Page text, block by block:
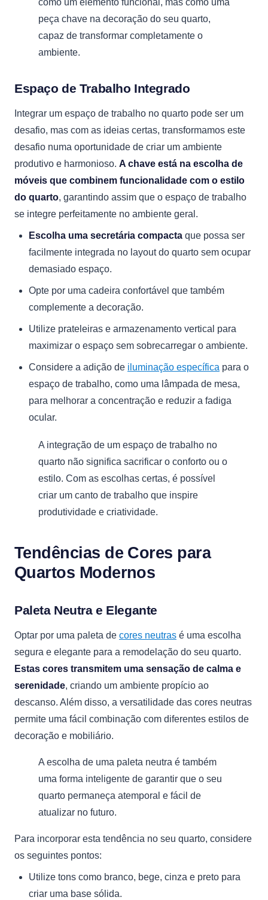
como um elemento funcional, mas como uma
peça chave na decoração do seu quarto,
capaz de transformar completamente o
ambiente.
Espaço de Trabalho Integrado
Integrar um espaço de trabalho no quarto pode ser um
desafio, mas com as ideias certas, transformamos este
desafio numa oportunidade de criar um ambiente
produtivo e harmonioso. A chave está na escolha de
móveis que combinem funcionalidade com o estilo
do quarto, garantindo assim que o espaço de trabalho
se integre perfeitamente no ambiente geral.
Escolha uma secretária compacta que possa ser
facilmente integrada no layout do quarto sem ocupar
demasiado espaço.
Opte por uma cadeira confortável que também
complemente a decoração.
Utilize prateleiras e armazenamento vertical para
maximizar o espaço sem sobrecarregar o ambiente.
Considere a adição de iluminação específica para o
espaço de trabalho, como uma lâmpada de mesa,
para melhorar a concentração e reduzir a fadiga
ocular.
A integração de um espaço de trabalho no
quarto não significa sacrificar o conforto ou o
estilo. Com as escolhas certas, é possível
criar um canto de trabalho que inspire
produtividade e criatividade.
Tendências de Cores para
Quartos Modernos
Paleta Neutra e Elegante
Optar por uma paleta de cores neutras é uma escolha
segura e elegante para a remodelação do seu quarto.
Estas cores transmitem uma sensação de calma e
serenidade, criando um ambiente propício ao
descanso. Além disso, a versatilidade das cores neutras
permite uma fácil combinação com diferentes estilos de
decoração e mobiliário.
A escolha de uma paleta neutra é também
uma forma inteligente de garantir que o seu
quarto permaneça atemporal e fácil de
atualizar no futuro.
Para incorporar esta tendência no seu quarto, considere
os seguintes pontos:
Utilize tons como branco, bege, cinza e preto para
criar uma base sólida.